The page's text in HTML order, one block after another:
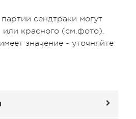
сендтраки могут
красного (см.фото).
значение - уточняйте